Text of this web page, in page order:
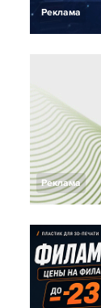
Реклама
Реклама